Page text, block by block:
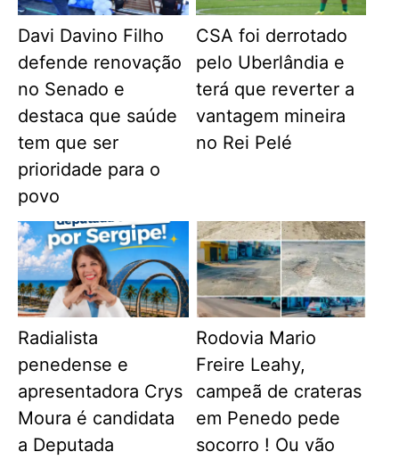
Davi Davino Filho
defende renovação
no Senado e
destaca que saúde
tem que ser
prioridade para o
povo
CSA foi derrotado
pelo Uberlândia e
terá que reverter a
vantagem mineira
no Rei Pelé
Radialista
penedense e
apresentadora Crys
Moura é candidata
a Deputada
Rodovia Mario
Freire Leahy,
campeã de crateras
em Penedo pede
socorro ! Ou vão